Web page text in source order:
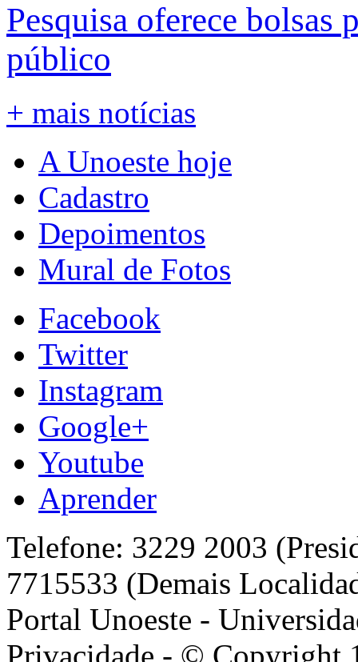
Pesquisa oferece bolsas
público
+ mais notícias
A Unoeste hoje
Cadastro
Depoimentos
Mural de Fotos
Facebook
Twitter
Instagram
Google+
Youtube
Aprender
Telefone: 3229 2003
7715533 (Demais
Portal Unoeste -